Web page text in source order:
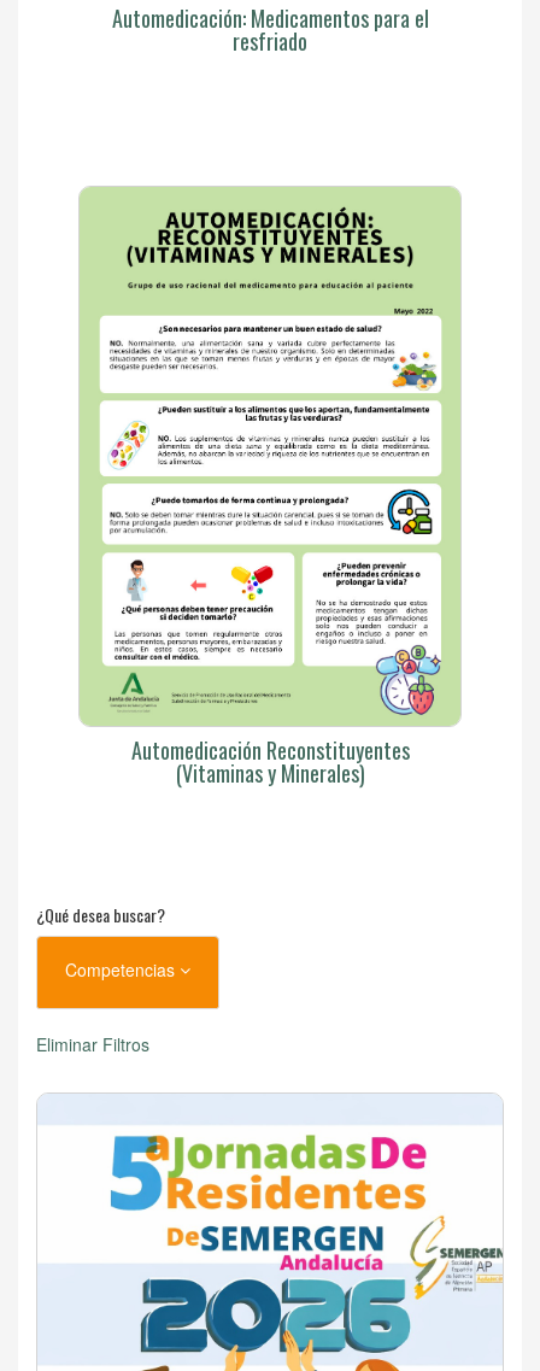
Automedicación: Medicamentos para el
resfriado
Automedicación Reconstituyentes
(Vitaminas y Minerales)
¿Qué desea buscar?
Competencias
Eliminar Filtros